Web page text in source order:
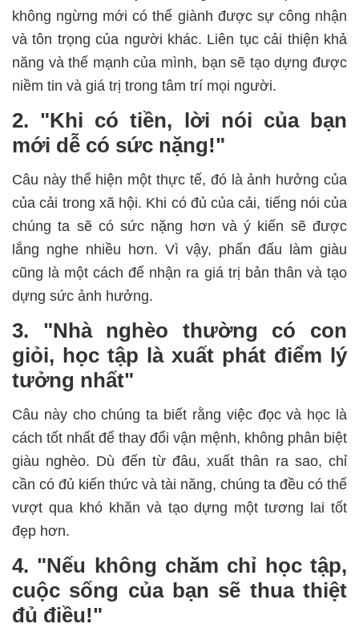
không ngừng mới có thể giành được sự công nhận
và tôn trọng của người khác. Liên tục cải thiện khả
năng và thế mạnh của mình, bạn sẽ tạo dựng được
niềm tin và giá trị trong tâm trí mọi người.
2. "Khi có tiền, lời nói của bạn
mới dễ có sức nặng!"
Câu này thể hiện một thực tế, đó là ảnh hưởng của
của cải trong xã hội. Khi có đủ của cải, tiếng nói của
chúng ta sẽ có sức nặng hơn và ý kiến sẽ được
lắng nghe nhiều hơn. Vì vậy, phấn đấu làm giàu
cũng là một cách để nhận ra giá trị bản thân và tạo
dựng sức ảnh hưởng.
3. "Nhà nghèo thường có con
giỏi, học tập là xuất phát điểm lý
tưởng nhất"
Câu này cho chúng ta biết rằng việc đọc và học là
cách tốt nhất để thay đổi vận mệnh, không phân biệt
giàu nghèo. Dù đến từ đâu, xuất thân ra sao, chỉ
cần có đủ kiến thức và tài năng, chúng ta đều có thể
vượt qua khó khăn và tạo dựng một tương lai tốt
đẹp hơn.
4. "Nếu không chăm chỉ học tập,
cuộc sống của bạn sẽ thua thiệt
đủ điều!"